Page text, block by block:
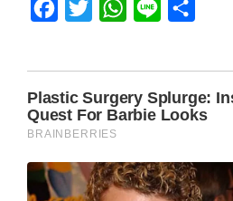
Facebook
Twitter WhatsApp
Line